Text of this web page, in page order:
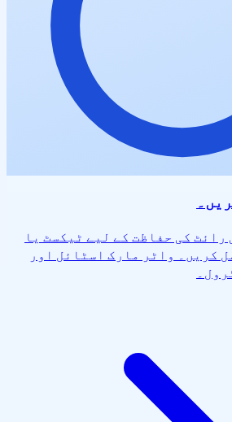
رائٹ کی حفاظت کے لیے ٹیکسٹ یا
کریں۔ واٹر مارک اسٹائل اور